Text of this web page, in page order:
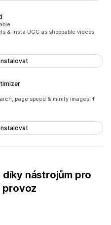
& Insta UGC as shoppable videos
page speed & minify images!↑
nástrojům pro
provoz